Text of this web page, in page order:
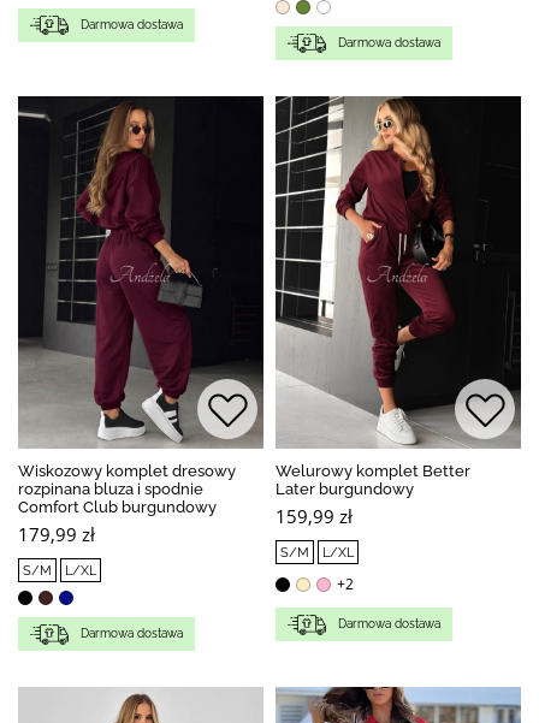
Darmowa dostawa
Darmowa dostawa
Wiskozowy komplet dresowy
rozpinana bluza i spodnie
Comfort Club burgundowy
179,99 zł
S/M L/XL
Darmowa dostawa
Welurowy komplet Better
Later burgundowy
159,99 zł
S/M L/XL
+2
Darmowa dostawa